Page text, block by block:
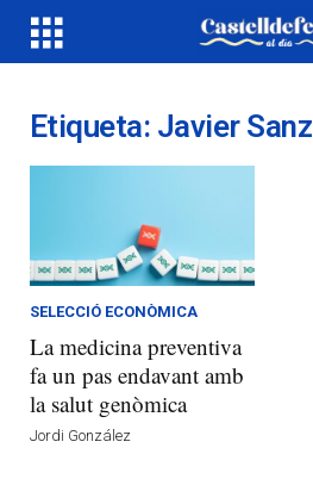
Etiqueta: Javier Sanz
SELECCIÓ ECONÒMICA
La medicina preventiva
fa un pas endavant amb
la salut genòmica
Jordi González